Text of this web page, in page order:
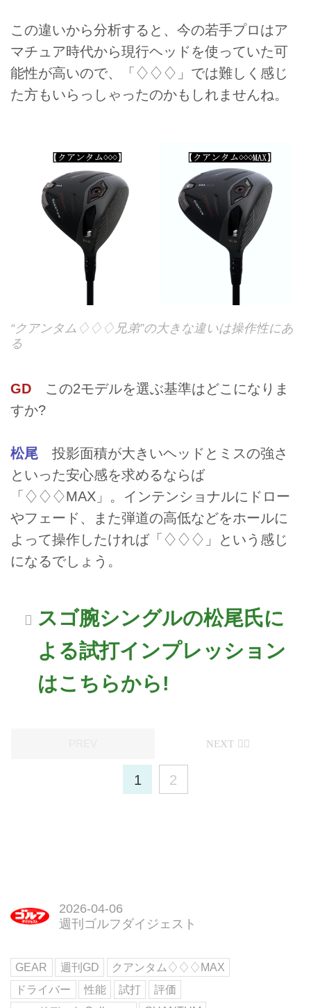
この違いから分析すると、今の若手プロはア
マチュア時代から現行ヘッドを使っていた可
能性が高いので、「♢♢♢」では難しく感じ
た方もいらっしゃったのかもしれませんね。
“クアンタム♢♢♢兄弟”の大きな違いは操作性にあ
る
GD この2モデルを選ぶ基準はどこになりま
すか?
松尾 投影面積が大きいヘッドとミスの強さ
といった安心感を求めるならば
「♢♢♢MAX」。インテンショナルにドロー
やフェード、また弾道の高低などをホールに
よって操作したければ「♢♢♢」という感じ
になるでしょう。
スゴ腕シングルの松尾氏に
よる試打インプレッション
はこちらから!
1 2
2026-04-06
週刊ゴルフダイジェスト
GEAR 週刊GD
クアンタム♢♢♢MAX
ドライバー
性能 試打
評価